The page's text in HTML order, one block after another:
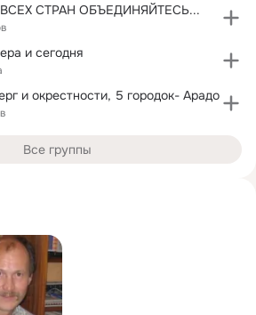
СТРАН ОБЪЕДИНЯЙТЕСЬ...
и сегодня
и окрестности, 5 городок- Арадо
Все группы